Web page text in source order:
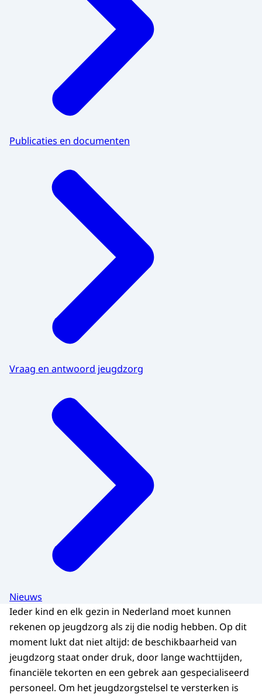
Publicaties en documenten
Vraag en antwoord jeugdzorg
Nieuws
Ieder kind en elk gezin in Nederland moet kunnen
rekenen op jeugdzorg als zij die nodig hebben. Op dit
moment lukt dat niet altijd: de beschikbaarheid van
jeugdzorg staat onder druk, door lange wachttijden,
financiële tekorten en een gebrek aan gespecialiseerd
personeel. Om het jeugdzorgstelsel te versterken is